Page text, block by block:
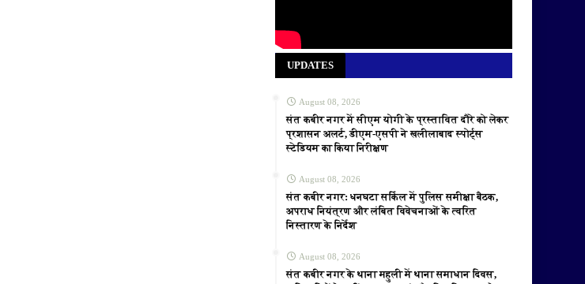
UPDATES
August 08, 2026
संत कबीर नगर में सीएम योगी के प्रस्तावित दौरे को लेकर
प्रशासन अलर्ट, डीएम-एसपी ने खलीलाबाद स्पोर्ट्स
स्टेडियम का किया निरीक्षण
August 08, 2026
संत कबीर नगर: धनघटा सर्किल में पुलिस समीक्षा बैठक,
अपराध नियंत्रण और लंबित विवेचनाओं के त्वरित
निस्तारण के निर्देश
August 08, 2026
संत कबीर नगर के थाना महुली में थाना समाधान दिवस,